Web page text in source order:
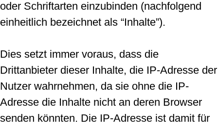
oder Schriftarten einzubinden (nachfolgend
einheitlich bezeichnet als “Inhalte”).
Dies setzt immer voraus, dass die
Drittanbieter dieser Inhalte, die IP-Adresse der
Nutzer wahrnehmen, da sie ohne die IP-
Adresse die Inhalte nicht an deren Browser
senden könnten. Die IP-Adresse ist damit für